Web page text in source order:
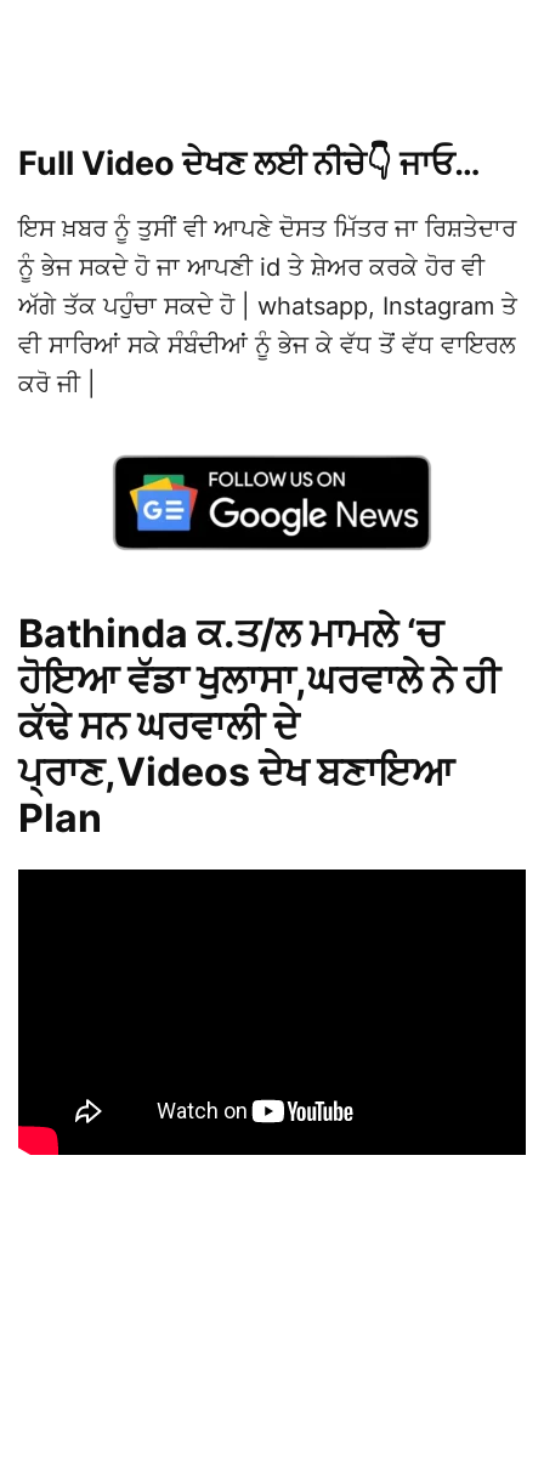
Full Video ਦੇਖਣ ਲਈ ਨੀਚੇ👇 ਜਾਓ…
ਇਸ ਖ਼ਬਰ ਨੂੰ ਤੁਸੀਂ ਵੀ ਆਪਣੇ ਦੋਸਤ ਮਿੱਤਰ ਜਾ ਰਿਸ਼ਤੇਦਾਰ
ਨੂੰ ਭੇਜ ਸਕਦੇ ਹੋ ਜਾ ਆਪਣੀ id ਤੇ ਸ਼ੇਅਰ ਕਰਕੇ ਹੋਰ ਵੀ
ਅੱਗੇ ਤੱਕ ਪਹੁੰਚਾ ਸਕਦੇ ਹੋ | whatsapp, Instagram ਤੇ
ਵੀ ਸਾਰਿਆਂ ਸਕੇ ਸੰਬੰਦੀਆਂ ਨੂੰ ਭੇਜ ਕੇ ਵੱਧ ਤੋਂ ਵੱਧ ਵਾਇਰਲ
ਕਰੋ ਜੀ |
Bathinda ਕ.ਤ/ਲ ਮਾਮਲੇ ‘ਚ
ਹੋਇਆ ਵੱਡਾ ਖੁਲਾਸਾ,ਘਰਵਾਲੇ ਨੇ ਹੀ
ਕੱਢੇ ਸਨ ਘਰਵਾਲੀ ਦੇ
ਪ੍ਰਾਣ,Videos ਦੇਖ ਬਣਾਇਆ
Plan